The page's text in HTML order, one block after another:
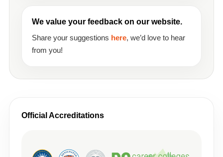
We value your feedback on our website.
Share your suggestions here, we’d love to hear
from you!
Official Accreditations